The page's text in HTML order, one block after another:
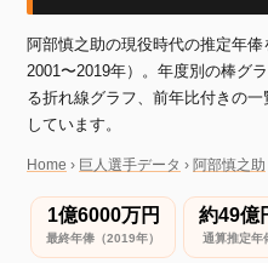
阿部慎之助の現役時代の推定年
2001〜2019年）。年度別の棒グ
る折れ線グラフ、前年比付きの
しています。
Home › 巨人選手データ › 阿部慎之助
1億6000万円
最終年俸（2019年）
約49億
通算推定年